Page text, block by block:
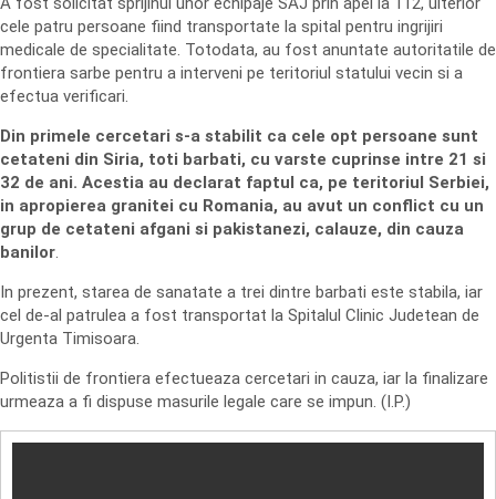
cele patru persoane fiind transportate la spital pentru ingrijiri
medicale de specialitate. Totodata, au fost anuntate autoritatile de
frontiera sarbe pentru a interveni pe teritoriul statului vecin si a
efectua verificari.
Din primele cercetari s-a stabilit ca cele opt persoane sunt
cetateni din Siria, toti barbati, cu varste cuprinse intre 21 si
32 de ani. Acestia au declarat faptul ca, pe teritoriul Serbiei,
in apropierea granitei cu Romania, au avut un conflict cu un
grup de cetateni afgani si pakistanezi, calauze, din cauza
banilor.
In prezent, starea de sanatate a trei dintre barbati este stabila, iar
cel de-al patrulea a fost transportat la Spitalul Clinic Judetean de
Urgenta Timisoara.
Politistii de frontiera efectueaza cercetari in cauza, iar la finalizare
urmeaza a fi dispuse masurile legale care se impun. (I.P.)